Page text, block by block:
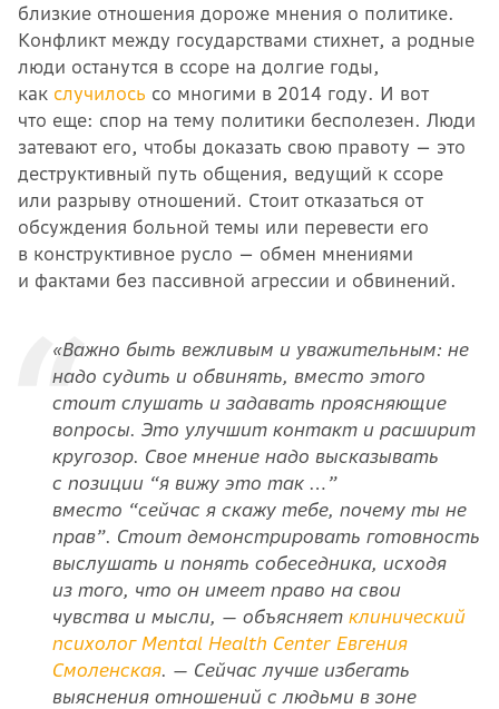
близкие отношения дороже мнения о политике.
Конфликт между государствами стихнет, а родные
люди останутся в ссоре на долгие годы,
как случилось со многими в 2014 году. И вот
что еще: спор на тему политики бесполезен. Люди
затевают его, чтобы доказать свою правоту — это
деструктивный путь общения, ведущий к ссоре
или разрыву отношений. Стоит отказаться от
обсуждения больной темы или перевести его
в конструктивное русло — обмен мнениями
и фактами без пассивной агрессии и обвинений.
«Важно быть вежливым и уважительным: не
надо судить и обвинять, вместо этого
стоит слушать и задавать проясняющие
вопросы. Это улучшит контакт и расширит
кругозор. Свое мнение надо высказывать
с позиции “я вижу это так …”
вместо “сейчас я скажу тебе, почему ты не
прав”. Стоит демонстрировать готовность
выслушать и понять собеседника, исходя
из того, что он имеет право на свои
чувства и мысли, — объясняет клинический
психолог Mental Health Center Евгения
Смоленская. — Сейчас лучше избегать
выяснения отношений с людьми в зоне